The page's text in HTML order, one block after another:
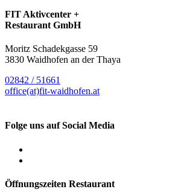
FIT Aktivcenter +
Restaurant GmbH
Moritz Schadekgasse 59
3830 Waidhofen an der Thaya
02842 / 51661
office(at)fit-waidhofen.at
Folge uns auf Social Media
Öffnungszeiten Restaurant